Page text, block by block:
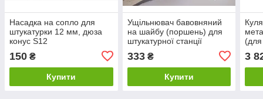
Насадка на сопло для
штукатурки 12 мм, дюза
конус S12
150 ₴
Купити
Ущільнювач бавовняний
на шайбу (поршень) для
штукатурної станції
333₴
Купити
(для
3